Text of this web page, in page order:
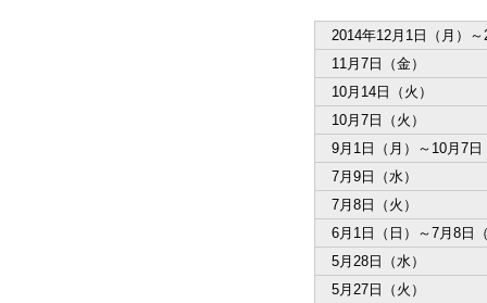
2014年12月1日（月）
11月7日（金）
10月14日（火）
10月7日（火）
9月1日（月）～10月7日
7月9日（水）
7月8日（火）
6月1日（日）～7月8日
5月28日（水）
5月27日（火）